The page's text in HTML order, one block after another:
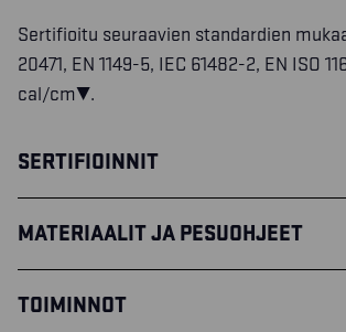
Sertifioitu seuraavien standardien
20471, EN 1149-5, IEC 61482-2, EN ISO
cal/cm².
SERTIFIOINNIT
MATERIAALIT JA PESUOHJEET
TOIMINNOT